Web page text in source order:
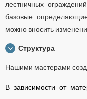
лестничных
базовые
можно вносить
Структура
Нашими мастерами
В зависимости от